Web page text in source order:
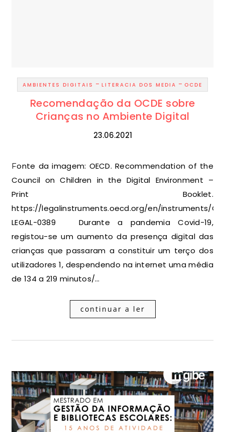
AMBIENTES DIGITAIS - LITERACIA DOS MEDIA - OCDE
Recomendação da OCDE sobre
Crianças no Ambiente Digital
23.06.2021
Fonte da imagem: OECD. Recommendation of the
Council on Children in the Digital Environment –
Print Booklet.
https://legalinstruments.oecd.org/en/instruments/
LEGAL-0389 Durante a pandemia Covid-19,
registou-se um aumento da presença digital das
crianças que passaram a constituir um terço dos
utilizadores 1, despendendo na internet uma média
de 134 a 219 minutos/…
continuar a ler